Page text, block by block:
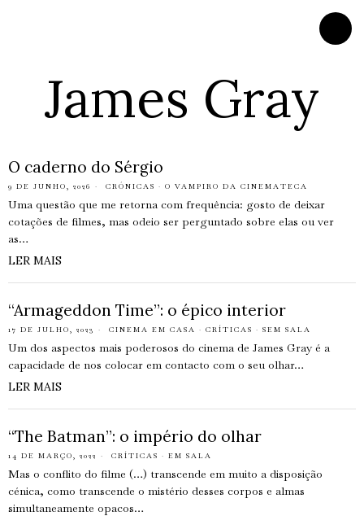
James Gray
O caderno do Sérgio
9 DE JUNHO, 2026 CRÓNICAS · O VAMPIRO DA CINEMATECA
Uma questão que me retorna com frequência: gosto de deixar
cotações de filmes, mas odeio ser perguntado sobre elas ou ver
as…
LER MAIS
“Armageddon Time”: o épico interior
17 DE JULHO, 2023 CINEMA EM CASA · CRÍTICAS · SEM SALA
Um dos aspectos mais poderosos do cinema de James Gray é a
capacidade de nos colocar em contacto com o seu olhar…
LER MAIS
“The Batman”: o império do olhar
14 DE MARÇO, 2022 CRÍTICAS · EM SALA
Mas o conflito do filme (…) transcende em muito a disposição
cénica, como transcende o mistério desses corpos e almas
simultaneamente opacos…